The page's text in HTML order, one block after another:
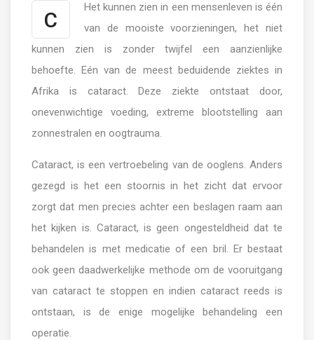
C
Het kunnen zien in een mensenleven is één
van de mooiste voorzieningen, het niet
kunnen zien is zonder twijfel een aanzienlijke
behoefte. Eén van de meest beduidende ziektes in
Afrika is cataract. Deze ziekte ontstaat door,
onevenwichtige voeding, extreme blootstelling aan
zonnestralen en oogtrauma.
Cataract, is een vertroebeling van de ooglens. Anders
gezegd is het een stoornis in het zicht dat ervoor
zorgt dat men precies achter een beslagen raam aan
het kijken is. Cataract, is geen ongesteldheid dat te
behandelen is met medicatie of een bril. Er bestaat
ook geen daadwerkelijke methode om de vooruitgang
van cataract te stoppen en indien cataract reeds is
ontstaan, is de enige mogelijke behandeling een
operatie.